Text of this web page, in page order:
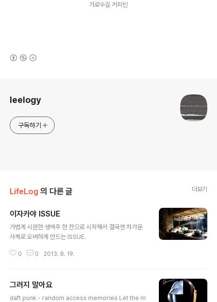
가로수길 커피빈
leelogy
구독하기
LifeLog 의 다른 글 더보기
이자카야 ISSUE
가볍게 시원한 생맥주 한 잔으로 시작해서 결국엔 차가운
사케로 오버하게 만드는 ISSUE.
0 0 2013. 8. 19.
그러지 말아요
daft punk - random access memories Let the m